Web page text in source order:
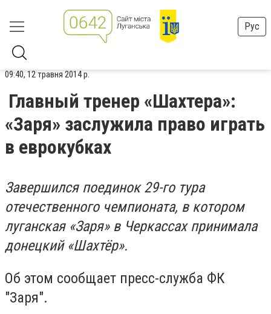
Рус
09:40, 12 травня 2014 р.
Главный тренер «Шахтера»:
«Заря» заслужила право играть
в еврокубках
Завершился поединок 29-го тура
отечественного чемпионата, в котором
луганская «Заря» в Черкассах принимала
донецкий «Шахтёр».
Об этом сообщает пресс-служба ФК
"Заря".